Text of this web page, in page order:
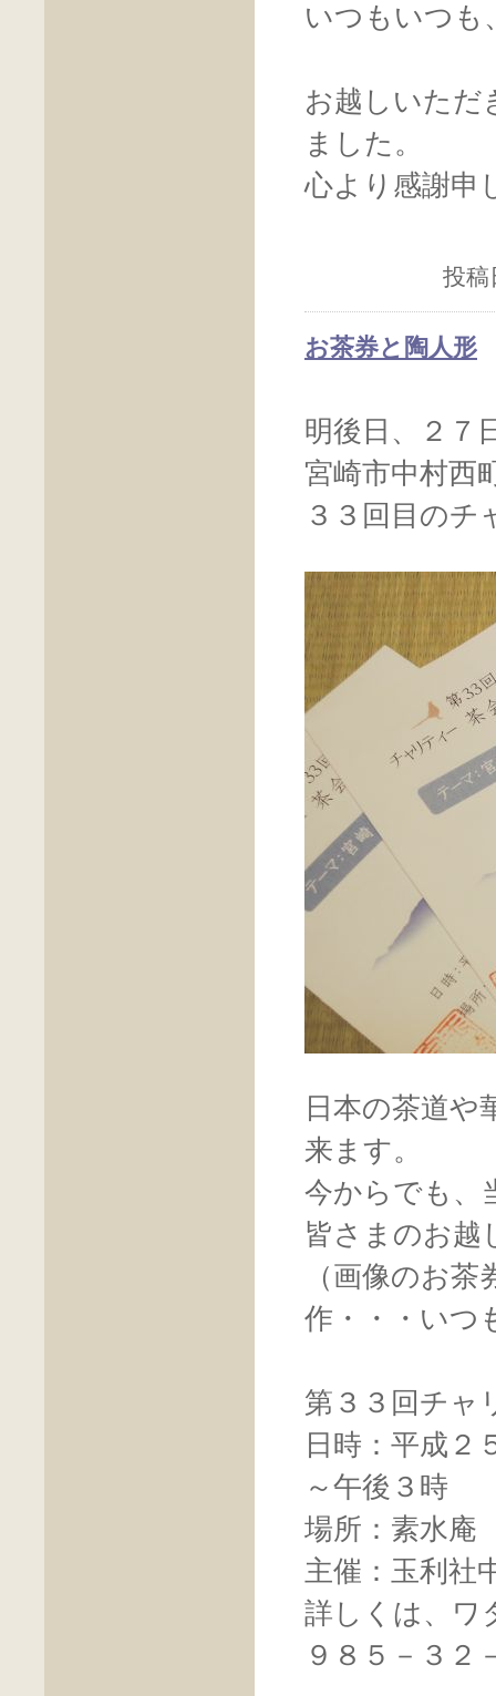
いつもいつも
お越しいただ
ました。
心より感謝申
投稿
お茶券と陶人形
明後日、２７
宮崎市中村西
３３回目のチ
日本の茶道や
来ます。
今からでも、
皆さまのお越
（画像のお
作・・・いつ
第３３回チャ
日時：平成
～午後３時
場所：素水庵
主催：玉利
詳しくは、ワ
９８５－３２